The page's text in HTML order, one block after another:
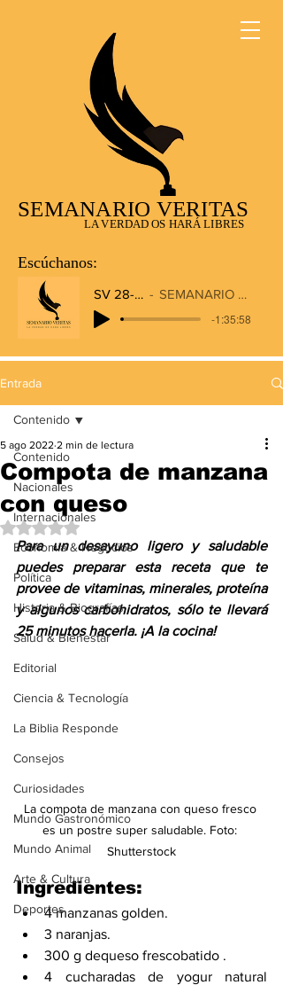
SEMANARIO VERITAS
LA VERDAD OS HARÁ LIBRES
Escúchanos:
SV 28-12-2025
SEMANARIO VERITAS RADIO
-1:35:58
Entrada
Contenido
Nacionales
Internacionales
Economía & Negocios
Política
Historia & Biografías
Salud & Bienestar
Editorial
Ciencia & Tecnología
La Biblia Responde
Consejos
Curiosidades
Mundo Gastronómico
Mundo Animal
Arte & Cultura
Deportes
Contenido
Compota de manzana
con queso
5 ago 2022 2 min de lectura
Obtuvo NaN de 5 estrellas.
Para un desayuno ligero y saludable
puedes preparar esta receta que te
provee de vitaminas, minerales, proteína
y algunos carbohidratos, sólo te llevará
25 minutos hacerla. ¡A la cocina!
La compota de manzana con queso fresco
es un postre super saludable. Foto:
Shutterstock
Ingredientes:
4 manzanas golden.
3 naranjas.
300 g dequeso frescobatido .
4 cucharadas de yogur natural